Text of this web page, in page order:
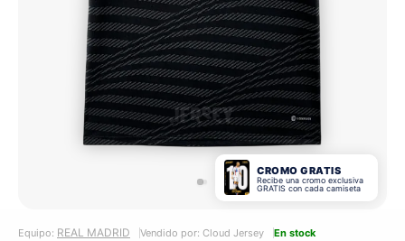
CROMO GRATIS
Recibe una cromo exclusiva
GRATIS con cada camiseta
Equipo: REAL MADRID Vendido por: Cloud Jersey En stock